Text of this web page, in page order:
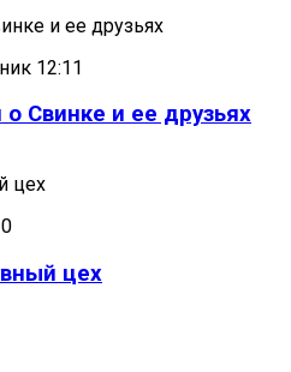
и ее друзьях
12:11
Свинке и ее друзьях
цех
цех